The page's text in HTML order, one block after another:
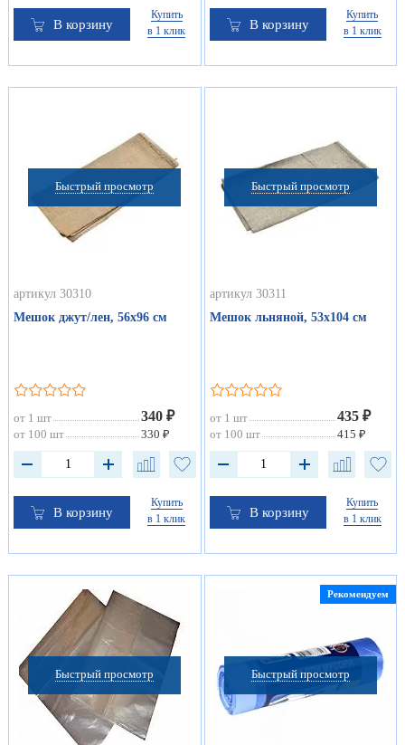
В корзину
Купить
в 1 клик
В корзину
Купить
в 1 клик
Быстрый просмотр
артикул 30310
Мешок джут/лен, 56х96 см
от 1 шт 340 ₽
от 100 шт 330 ₽
В корзину
Купить
в 1 клик
Быстрый просмотр
артикул 30311
Мешок льняной, 53х104 см
от 1 шт 435 ₽
от 100 шт 415 ₽
В корзину
Купить
в 1 клик
Быстрый просмотр Быстрый просмотр
Рекомендуем